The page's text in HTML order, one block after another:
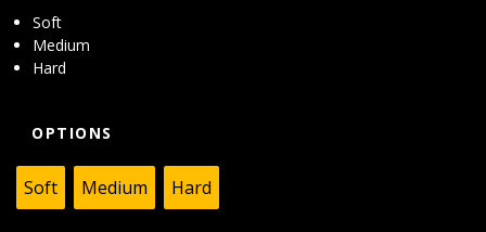
Soft
Medium
Hard
OPTIONS
Soft Medium Hard